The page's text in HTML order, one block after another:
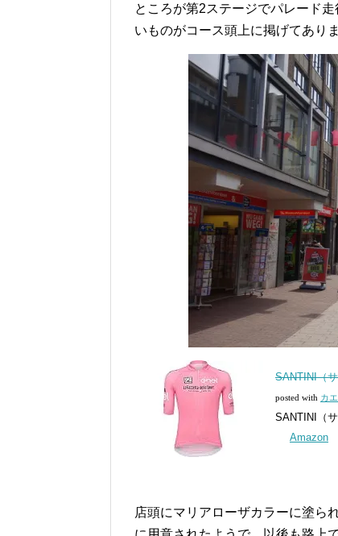
ところが第2ステージでパレード
いものがコース頭上に掲げてありま
SANTINI（
posted with カ
SANTINI（サ
Amazon
店頭にマリアローザカラーに塗ら